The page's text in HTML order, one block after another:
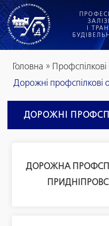
І
Головна » Профспілкові
Дорожні профспілкові
ДОРОЖНІ
ДОРОЖНА